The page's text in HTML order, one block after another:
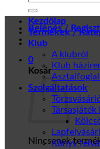
következőre:
Belépés /
0
Kosár
Nincsenek
Kezdőlap
Termékek /
Klub
A klubról
Klub
Szolgáltatások
Társasjáték
Könyv